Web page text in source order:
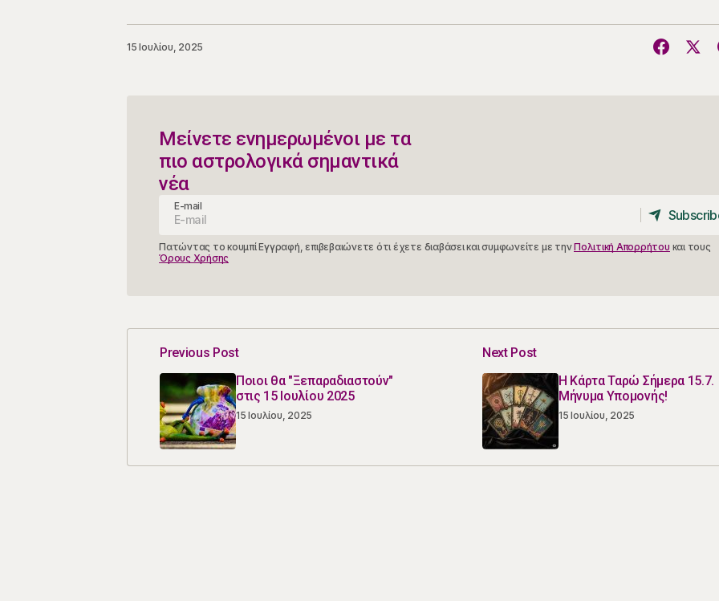
15 Ιουλίου, 2025
Μείνετε ενημερωμένοι με τα
πιο αστρολογικά σημαντικά
νέα
E-mail
Πατώντας το κουμπί Εγγραφή, επιβεβαιώνετε ότι έχετε διαβάσει και συμφωνείτε με τηνΠολιτική Απορρήτου και τους
Όρους Χρήσης
Previous Post
Ποιοι θα "Ξεπαραδιαστούν"
στις 15 Ιουλίου 2025
15 Ιουλίου, 2025
Next Post
Η Κάρτα Ταρώ Σήμερα 15.7.
Μήνυμα Υπομονής!
15 Ιουλίου, 2025